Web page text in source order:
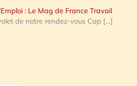
: Le Mag de France Travail
de notre rendez-vous Cap […]